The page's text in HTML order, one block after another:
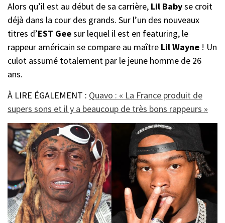
Alors qu’il est au début de sa carrière, Lil Babyse croit
déjà dans la cour des grands. Sur l’un des nouveaux
titres d’EST Geesur lequel il est en featuring, le
rappeur américain se compare au maître Lil Wayne ! Un
culot assumé totalement par le jeune homme de 26
ans.
À LIRE ÉGALEMENT : Quavo : « La France produit de
supers sons et il y a beaucoup de très bons rappeurs »